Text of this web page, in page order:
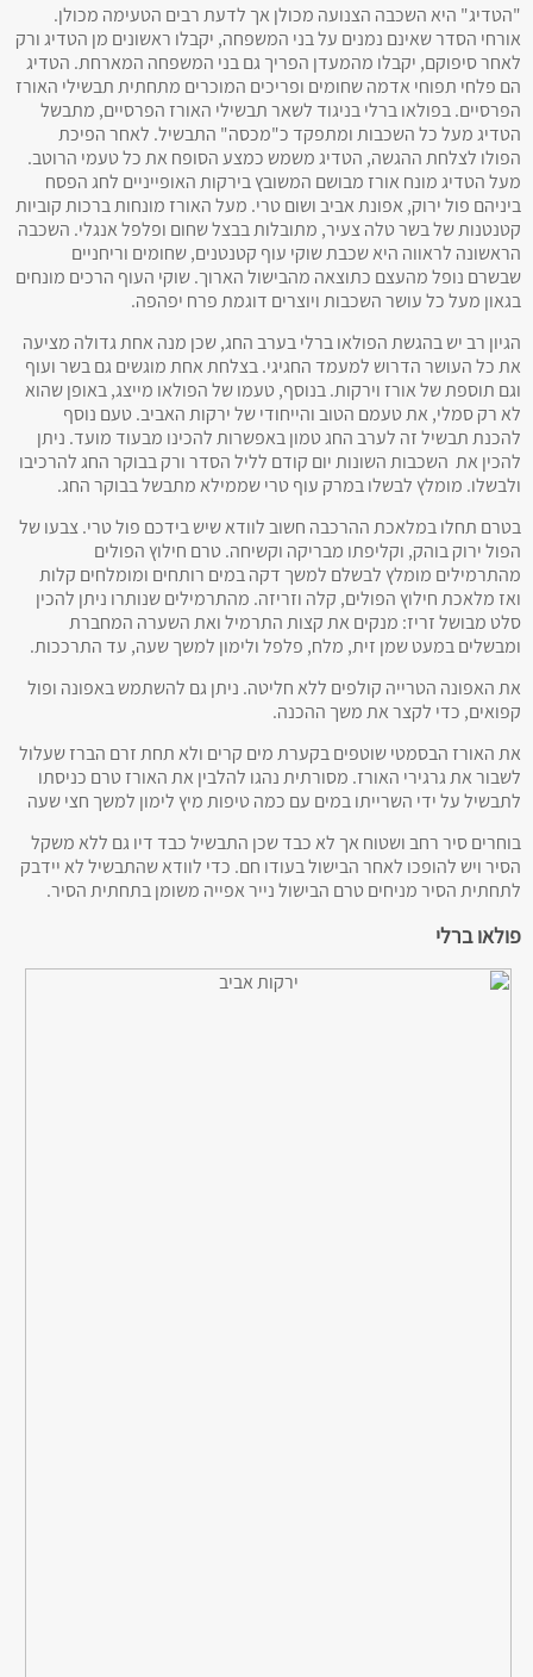
"הטדיג" היא השכבה הצנועה מכולן אך לדעת רבים הטעימה מכולן.
אורחי הסדר שאינם נמנים על בני המשפחה, יקבלו ראשונים מן הטדיג ורק
לאחר סיפוקם, יקבלו מהמעדן הפריך גם בני המשפחה המארחת. הטדיג
הם פלחי תפוחי אדמה שחומים ופריכים המוכרים מתחתית תבשילי האורז
הפרסיים. בפולאו ברלי בניגוד לשאר תבשילי האורז הפרסיים, מתבשל
הטדיג מעל כל השכבות ומתפקד כ"מכסה" התבשיל. לאחר הפיכת
הפולו לצלחת ההגשה, הטדיג משמש כמצע הסופח את כל טעמי הרוטב.
מעל הטדיג מונח אורז מבושם המשובץ בירקות האופייניים לחג הפסח
ביניהם פול ירוק, אפונת אביב ושום טרי. מעל האורז מונחות ברכות קוביות
קטנטנות של בשר טלה צעיר, מתובלות בבצל שחום ופלפל אנגלי. השכבה
הראשונה לראווה היא שכבת שוקי עוף קטנטנים, שחומים וריחניים
שבשרם נופל מהעצם כתוצאה מהבישול הארוך. שוקי העוף הרכים מונחים
בגאון מעל כל עושר השכבות ויוצרים דוגמת פרח יפהפה.
הגיון רב יש בהגשת הפולאו ברלי בערב החג, שכן מנה אחת גדולה מציעה
את כל העושר הדרוש למעמד החגיגי. בצלחת אחת מוגשים גם בשר ועוף
וגם תוספת של אורז וירקות. בנוסף, טעמו של הפולאו מייצג, באופן שהוא
לא רק סמלי, את טעמם הטוב והייחודי של ירקות האביב. טעם נוסף
להכנת תבשיל זה לערב החג טמון באפשרות להכינו מבעוד מועד. ניתן
להכין את השכבות השונות יום קודם לליל הסדר ורק בבוקר החג להרכיבו
ולבשלו. מומלץ לבשלו במרק עוף טרי שממילא מתבשל בבוקר החג.
בטרם תחלו במלאכת ההרכבה חשוב לוודא שיש בידכם פול טרי. צבעו של
הפול ירוק בוהק, וקליפתו מבריקה וקשיחה. טרם חילוץ הפולים
מהתרמילים מומלץ לבשלם למשך דקה במים רותחים ומומלחים קלות
ואז מלאכת חילוץ הפולים, קלה וזריזה. מהתרמילים שנותרו ניתן להכין
סלט מבושל זריז: מנקים את קצות התרמיל ואת השערה המחברת
ומבשלים במעט שמן זית, מלח, פלפל ולימון למשך שעה, עד התרככות.
את האפונה הטרייה קולפים ללא חליטה. ניתן גם להשתמש באפונה ופול
קפואים, כדי לקצר את משך ההכנה.
את האורז הבסמטי שוטפים בקערת מים קרים ולא תחת זרם הברז שעלול
לשבור את גרגירי האורז. מסורתית נהגו להלבין את האורז טרם כניסתו
לתבשיל על ידי השרייתו במים עם כמה טיפות מיץ לימון למשך חצי שעה
בוחרים סיר רחב ושטוח אך לא כבד שכן התבשיל כבד דיו גם ללא משקל
הסיר ויש להופכו לאחר הבישול בעודו חם. כדי לוודא שהתבשיל לא יידבק
לתחתית הסיר מניחים טרם הבישול נייר אפייה משומן בתחתית הסיר.
פולאו ברלי